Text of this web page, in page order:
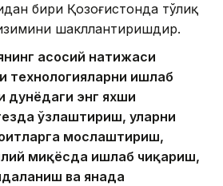
бири Қозоғистонда тўлиқ
шакллантиришдир.
асосий натижаси
технологияларни ишлаб
дунёдаги энг яхши
ўзлаштириш, уларни
мослаштириш,
миқёсда ишлаб чиқариш,
ва янада